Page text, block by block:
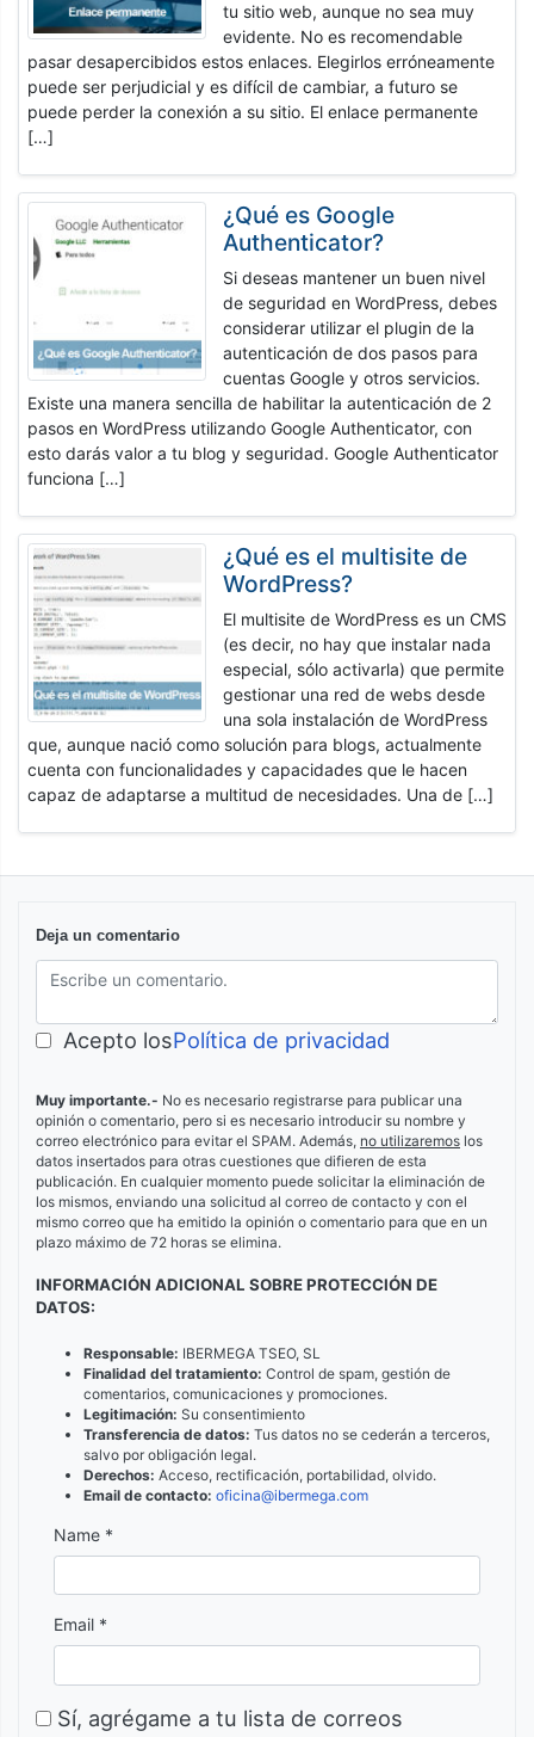
tu sitio web, aunque no sea muy
evidente. No es recomendable
pasar desapercibidos estos enlaces. Elegirlos erróneamente
puede ser perjudicial y es difícil de cambiar, a futuro se
puede perder la conexión a su sitio. El enlace permanente
[…]
¿Qué es Google
Authenticator?
Si deseas mantener un buen nivel
de seguridad en WordPress, debes
considerar utilizar el plugin de la
autenticación de dos pasos para
cuentas Google y otros servicios.
Existe una manera sencilla de habilitar la autenticación de 2
pasos en WordPress utilizando Google Authenticator, con
esto darás valor a tu blog y seguridad. Google Authenticator
funciona […]
¿Qué es el multisite de
WordPress?
El multisite de WordPress es un CMS
(es decir, no hay que instalar nada
especial, sólo activarla) que permite
gestionar una red de webs desde
una sola instalación de WordPress
que, aunque nació como solución para blogs, actualmente
cuenta con funcionalidades y capacidades que le hacen
capaz de adaptarse a multitud de necesidades. Una de […]
Deja un comentario
Acepto losPolítica de privacidad
Muy importante.- No es necesario registrarse para publicar una
opinión o comentario, pero si es necesario introducir su nombre y
correo electrónico para evitar el SPAM. Además, no utilizaremos los
datos insertados para otras cuestiones que difieren de esta
publicación. En cualquier momento puede solicitar la eliminación de
los mismos, enviando una solicitud al correo de contacto y con el
mismo correo que ha emitido la opinión o comentario para que en un
plazo máximo de 72 horas se elimina.
INFORMACIÓN ADICIONAL SOBRE PROTECCIÓN DE
DATOS:
Responsable: IBERMEGA TSEO, SL
Finalidad del tratamiento: Control de spam, gestión de
comentarios, comunicaciones y promociones.
Legitimación: Su consentimiento
Transferencia de datos: Tus datos no se cederán a terceros,
salvo por obligación legal.
Derechos: Acceso, rectificación, portabilidad, olvido.
Email de contacto: oficina@ibermega.com
Name *
Email *
Sí, agrégame a tu lista de correos